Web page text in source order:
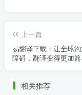
上一篇
易翻译下载：让全球
障碍，翻译变得更加
相关推荐